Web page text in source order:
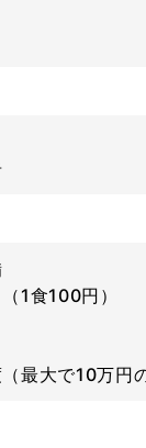
1食100円）
最大で10万円